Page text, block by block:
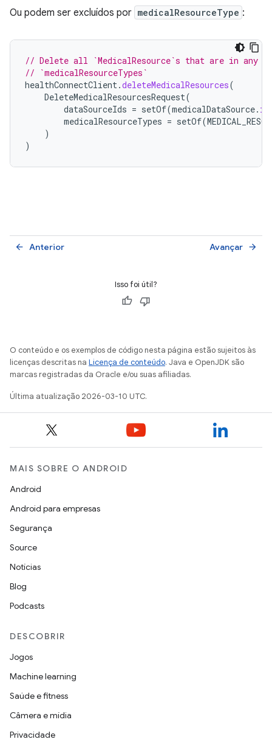
Ou podem ser excluídos por medicalResourceType :
// Delete all `MedicalResource`s that are in any
// `medicalResourceTypes`
healthConnectClient.deleteMedicalResources(
DeleteMedicalResourcesRequest(
dataSourceIds = setOf(medicalDataSource. id
medicalResourceTypes = setOf(
)
)
Anterior
arrow_back Avançar arrow_forward
Isso foi útil?
O conteúdo e os exemplos de código nesta página estão sujeitos às
licenças descritas na Licença de conteúdo. Java e OpenJDK são
marcas registradas da Oracle e/ou suas afiliadas.
Última atualização 2026-03-10 UTC.
MAIS SOBRE O ANDROID
Android
Android para empresas
Segurança
Source
Notícias
Blog
Podcasts
DESCOBRIR
Jogos
Machine learning
Saúde e fitness
Câmera e mídia
Privacidade